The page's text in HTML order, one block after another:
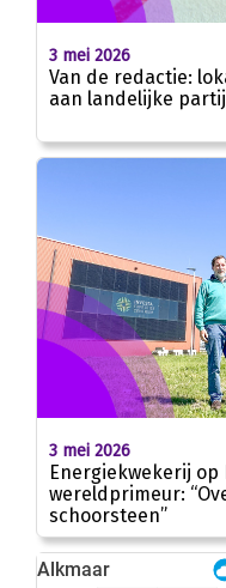
3 mei 2026
Van de redactie:
aan landelijke
3 mei 2026
Energiekwekerij
wereldprimeur:
schoorsteen”